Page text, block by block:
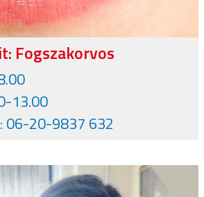
Fogszakorvos
13.00
06-20-9837 632